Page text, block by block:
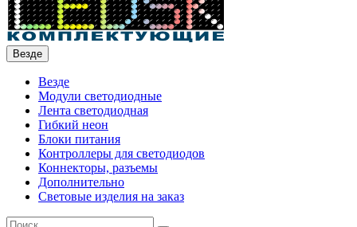
Везде
Везде
Модули светодиодные
Лента светодиодная
Гибкий неон
Блоки питания
Контроллеры для светодиодов
Коннекторы, разъемы
Дополнительно
Световые изделия на заказ